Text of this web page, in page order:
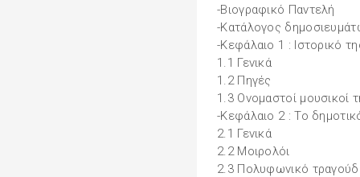
-Βιογραφικό Παντελή
-Κατάλογος
-Κεφάλαιο 1 : Ιστορικό
1.1 Γενικά
1.2 Πηγές
1.3 Ονομαστοί μουσικοί
-Κεφάλαιο 2 : Το
2.1 Γενικά
2.2 Μοιρολόι
2.3 Πολυφωνικό